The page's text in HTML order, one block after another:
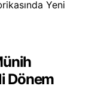
Dönem